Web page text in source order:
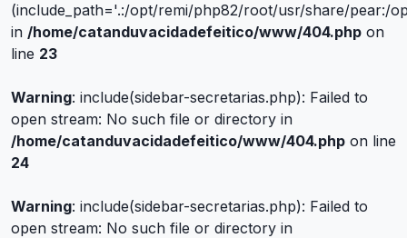
(include_path='.:/opt/remi/php82/root/usr/share/pear:/
in /home/catanduvacidadefeitico/www/404.php on
line 23
Warning: include(sidebar-secretarias.php): Failed to
open stream: No such file or directory in
/home/catanduvacidadefeitico/www/404.php on line
24
Warning: include(sidebar-secretarias.php): Failed to
open stream: No such file or directory in